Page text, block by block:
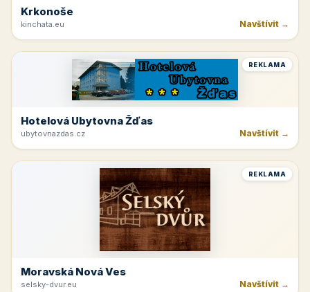
Krkonoše
kinchata.eu Navštívit →
REKLAMA
Hotelová Ubytovna Žďas
ubytovnazdas.cz Navštívit →
REKLAMA
Moravská Nová Ves
selsky-dvur.eu Navštívit →